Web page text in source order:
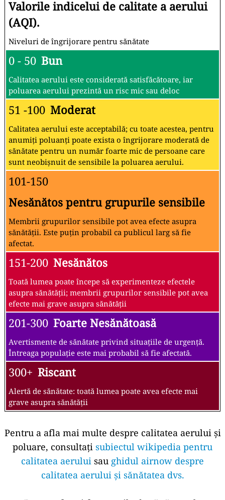
Valorile indicelui de calitate a aerului
(AQI).
Niveluri de îngrijorare pentru sănătate
0 - 50 Bun
Calitatea aerului este considerată satisfăcătoare, iar
poluarea aerului prezintă un risc mic sau deloc
51 -100 Moderat
Calitatea aerului este acceptabilă; cu toate acestea, pentru
anumiți poluanți poate exista o îngrijorare moderată de
sănătate pentru un număr foarte mic de persoane care
sunt neobișnuit de sensibile la poluarea aerului.
101-150
Nesănătos pentru grupurile sensibile
Membrii grupurilor sensibile pot avea efecte asupra
sănătății. Este puțin probabil ca publicul larg să fie
afectat.
151-200 Nesănătos
Toată lumea poate începe să experimenteze efectele
asupra sănătății; membrii grupurilor sensibile pot avea
efecte mai grave asupra sănătății
201-300 Foarte Nesănătoasă
Avertismente de sănătate privind situațiile de urgență.
Întreaga populație este mai probabil să fie afectată.
300+ Riscant
Alertă de sănătate: toată lumea poate avea efecte mai
grave asupra sănătății
Pentru a afla mai multe despre calitatea aerului și
poluare, consultați subiectul wikipedia pentru
calitatea aerului sau ghidul airnow despre
calitatea aerului și sănătatea dvs.